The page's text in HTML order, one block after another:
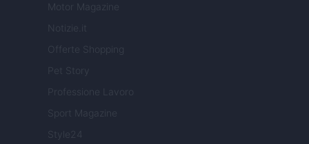
Motor Magazine
Notizie.it
Offerte Shopping
Pet Story
Professione Lavoro
Sport Magazine
Style24